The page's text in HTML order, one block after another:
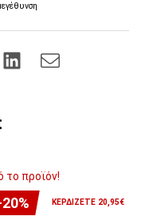
το προϊόν!
ΚΕΡΔΊΖΕΤΕ 20,95€